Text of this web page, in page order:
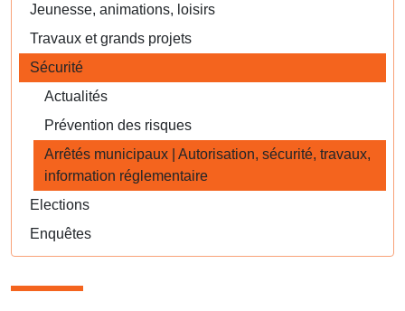
Jeunesse, animations, loisirs
Travaux et grands projets
Sécurité
Actualités
Prévention des risques
Arrêtés municipaux | Autorisation, sécurité, travaux,
information réglementaire
Elections
Enquêtes